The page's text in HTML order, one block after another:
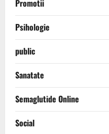
Promotii
Psihologie
public
Sanatate
Semaglutide Online
Social